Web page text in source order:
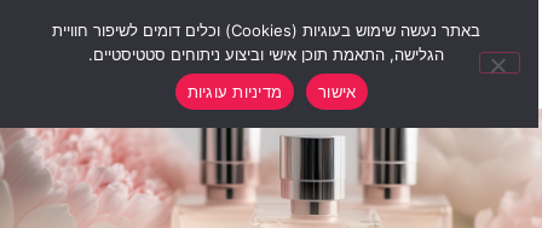
באתר נעשה שימוש בעוגיות (Cookies) וכלים דומים לשיפור חוויית
הגלישה, התאמת תוכן אישי וביצוע ניתוחים סטטיסטיים.
אישור
מדיניות עוגיות